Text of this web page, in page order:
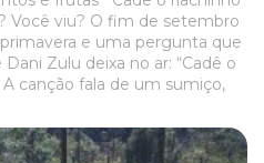
Você viu? O fim de setembro
e uma pergunta que
Zulu deixa no ar: “Cadê o
canção fala de um sumiço,